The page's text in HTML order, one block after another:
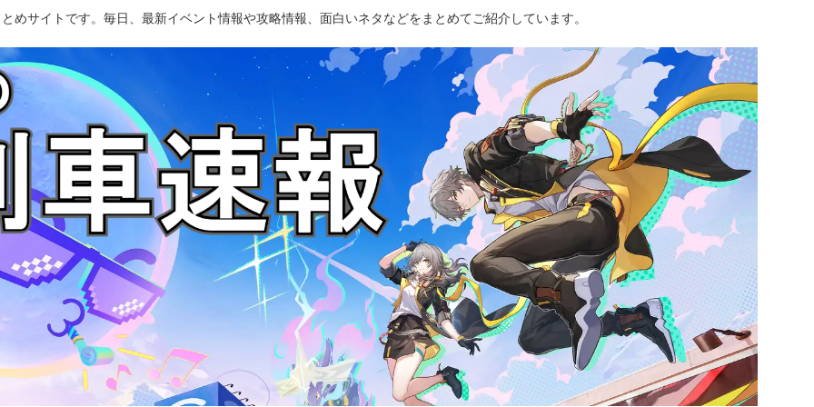
めサイトです。毎日、最新イベント情報や攻略情報、面白いネタなどをまとめてご紹介しています。